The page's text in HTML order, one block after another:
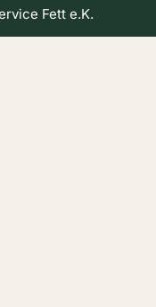
Fett e.K.